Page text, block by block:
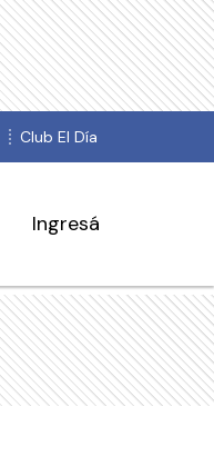
Club El Día
Ingresá